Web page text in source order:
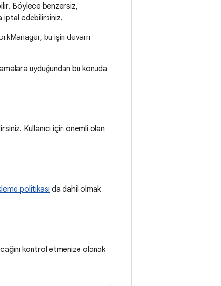
Böylece benzersiz,
iptal edebilirsiniz.
bu işin devam
uyduğundan bu konuda
Kullanıcı için önemli olan
politikası da dahil olmak
kontrol etmenize olanak